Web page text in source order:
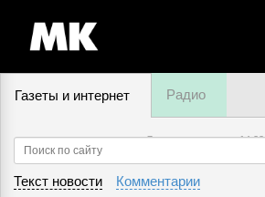
Газеты и интернет Радио
7 августа, пятница,14:22
Текст новости Комментарии